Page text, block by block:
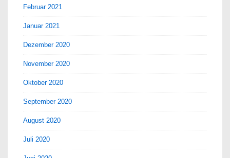
Februar 2021
Januar 2021
Dezember 2020
November 2020
Oktober 2020
September 2020
August 2020
Juli 2020